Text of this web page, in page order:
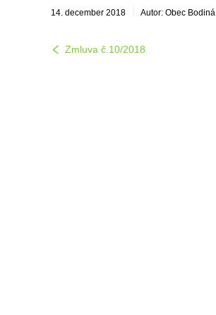
14. december 2018 Autor: Obec Bodiná
Zmluva č.10/2018